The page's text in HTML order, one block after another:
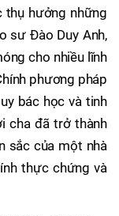
thụ hưởng những
sư Đào Duy Anh,
cho nhiều lĩnh
phương pháp
bác học và tinh
cha đã trở thành
sắc của một nhà
thực chứng và